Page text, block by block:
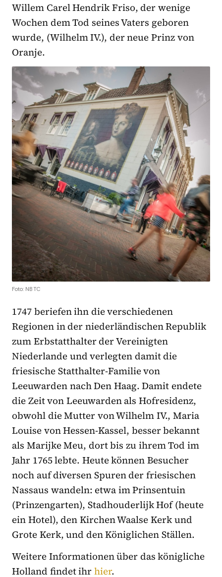
Willem Carel Hendrik Friso, der wenige
Wochen dem Tod seines Vaters geboren
wurde, (Wilhelm IV.), der neue Prinz von
Oranje.
Foto: NBTC
1747 beriefen ihn die verschiedenen
Regionen in der niederländischen Republik
zum Erbstatthalter der Vereinigten
Niederlande und verlegten damit die
friesische Statthalter-Familie von
Leeuwarden nach Den Haag. Damit endete
die Zeit von Leeuwarden als Hofresidenz,
obwohl die Mutter von Wilhelm IV., Maria
Louise von Hessen-Kassel, besser bekannt
als Marijke Meu, dort bis zu ihrem Tod im
Jahr 1765 lebte. Heute können Besucher
noch auf diversen Spuren der friesischen
Nassaus wandeln: etwa im Prinsentuin
(Prinzengarten), Stadhouderlijk Hof (heute
ein Hotel), den Kirchen Waalse Kerk und
Grote Kerk, und den Königlichen Ställen.
Weitere Informationen über das königliche
Holland findet ihrhier.